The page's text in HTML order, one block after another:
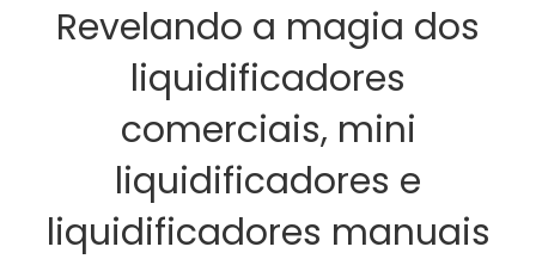
Revelando a magia dos
liquidificadores
comerciais, mini
liquidificadores e
liquidificadores manuais